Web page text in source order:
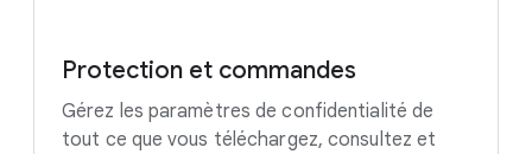
Protection et commandes
Gérez les paramètres de confidentialité de
tout ce que vous téléchargez, consultez et